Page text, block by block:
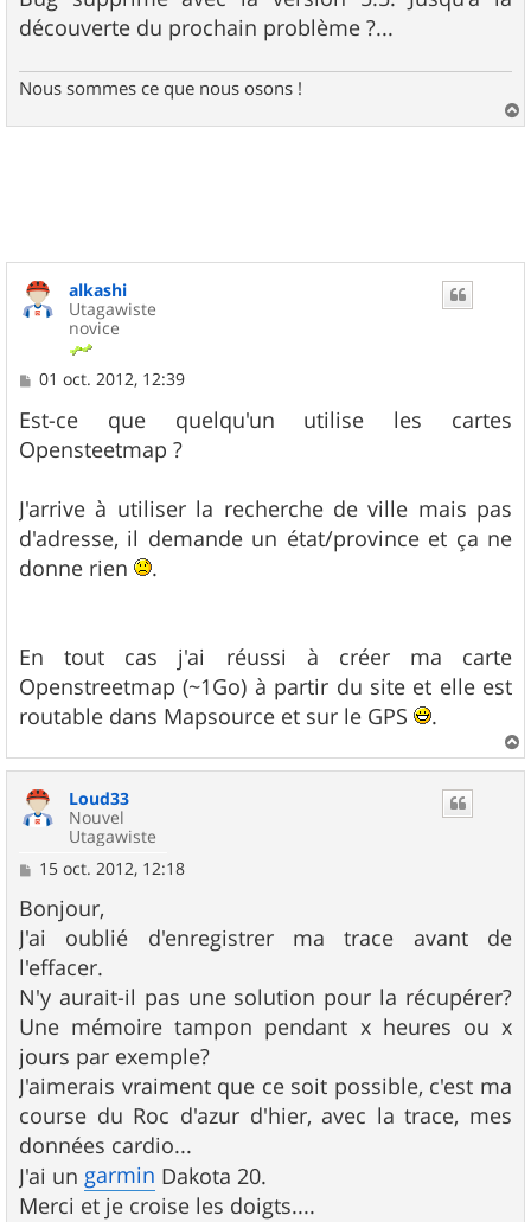
découverte du prochain problème ?...
Nous sommes ce que nous osons !
a
alkashi
Utagawiste
novice
M
s
s
a
01 oct. 2012, 12:39
Est-ce que quelqu'un utilise les cartes
Opensteetmap ?
J'arrive à utiliser la recherche de ville mais pas
d'adresse, il demande un état/province et ça ne
donne rien
.
En tout cas j'ai réussi à créer ma carte
Openstreetmap (~1Go) à partir du site et elle est
routable dans Mapsource et sur le GPS
.
a
Loud33
Nouvel
Utagawiste
M
s
s
a
g
e
15 oct. 2012, 12:18
Bonjour,
J'ai oublié d'enregistrer ma trace avant de
l'effacer.
N'y aurait-il pas une solution pour la récupérer?
Une mémoire tampon pendant x heures ou x
jours par exemple?
J'aimerais vraiment que ce soit possible, c'est ma
course du Roc d'azur d'hier, avec la trace, mes
données cardio...
J'ai un garmin Dakota 20.
Merci et je croise les doigts....